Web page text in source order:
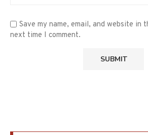
Save my name, email, and website in
next time I comment.